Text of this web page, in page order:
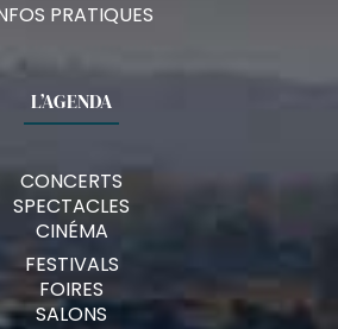
PRATIQUES
L’AGENDA
CONCERTS
SPECTACLES
CINÉMA
FESTIVALS
FOIRES
SALONS